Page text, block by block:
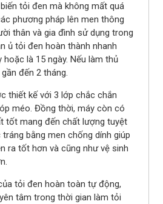
tỏi đen mà không mất quá
phương pháp lên men thông
thân và gia đình sử dụng trong
ủ tỏi đen hoàn thành nhanh
là 15 ngày. Nếu làm thủ
đến 2 tháng.
thiết kế với 3 lớp chắc chắn
méo. Đồng thời, máy còn có
tốt mang đến chất lượng tuyệt
bằng men chống dính giúp
ra tốt hơn và cũng như vệ sinh
tỏi đen hoàn toàn tự động,
tâm trong thời gian làm tỏi